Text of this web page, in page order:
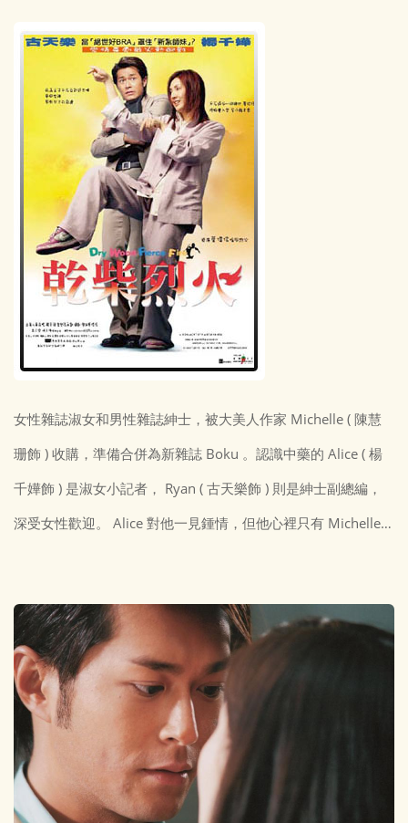
女性雜誌淑女和男性雜誌紳士，被大美人作家 Michelle ( 陳慧
珊飾 ) 收購，準備合併為新雜誌 Boku 。認識中藥的 Alice ( 楊
千嬅飾 ) 是淑女小記者， Ryan ( 古天樂飾 ) 則是紳士副總編，
深受女性歡迎。 Alice 對他一見鍾情，但他心裡只有 Michelle…